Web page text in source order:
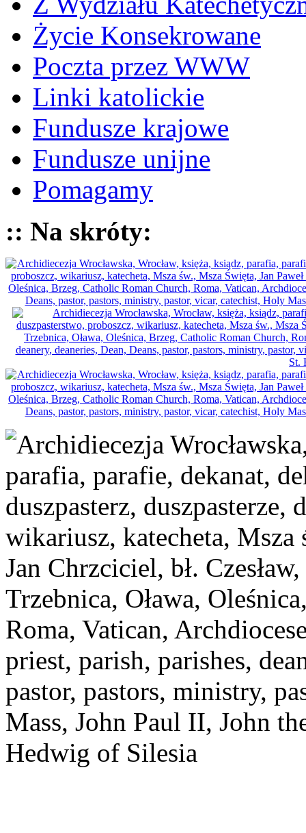
Życie Konsekrowane
Poczta przez WWW
Linki katolickie
Fundusze krajowe
Fundusze unijne
Pomagamy
:: Na skróty: